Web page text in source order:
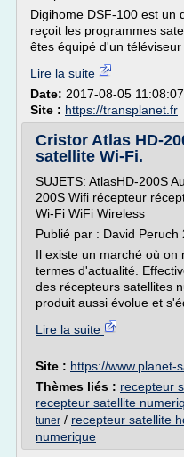
Digihome DSF-100 est un
reçoit les programmes
êtes équipé d'un téléviseur
Lire la suite
Date: 2017-08-05 11:08:07
Site : https://transplanet.fr
Cristor Atlas HD-
satellite Wi-Fi.
SUJETS: AtlasHD-200S
200S Wifi récepteur
Wi-Fi WiFi Wireless
Publié par : David
Il existe un marché où on
termes d'actualité.
des récepteurs satellites
produit aussi évolue et
Lire la suite
Site : https://www.planet-
Thèmes liés : recepteur
recepteur satellite
tuner / recepteur satellite
numerique